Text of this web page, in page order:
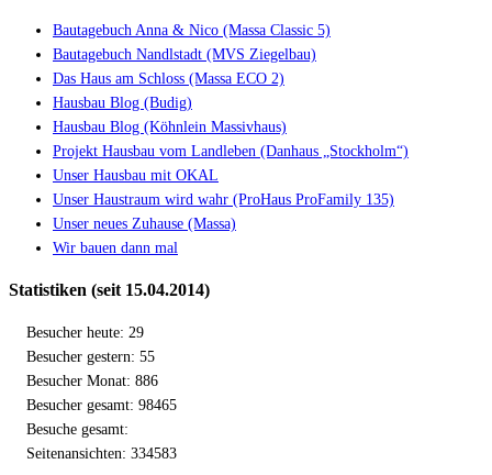
Bautagebuch Anna & Nico (Massa Classic 5)
Bautagebuch Nandlstadt (MVS Ziegelbau)
Das Haus am Schloss (Massa ECO 2)
Hausbau Blog (Budig)
Hausbau Blog (Köhnlein Massivhaus)
Projekt Hausbau vom Landleben (Danhaus „Stockholm“)
Unser Hausbau mit OKAL
Unser Haustraum wird wahr (ProHaus ProFamily 135)
Unser neues Zuhause (Massa)
Wir bauen dann mal
Statistiken (seit 15.04.2014)
Besucher heute: 29
Besucher gestern: 55
Besucher Monat: 886
Besucher gesamt: 98465
Besuche gesamt:
Seitenansichten: 334583